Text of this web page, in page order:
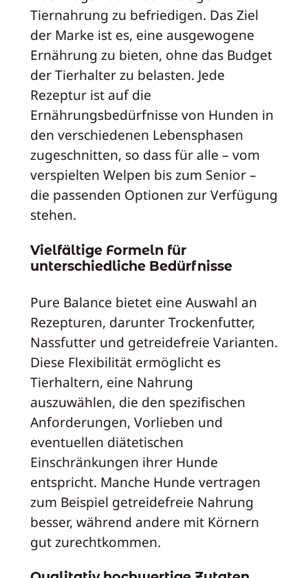
Tiernahrung zu befriedigen. Das Ziel
der Marke ist es, eine ausgewogene
Ernährung zu bieten, ohne das Budget
der Tierhalter zu belasten. Jede
Rezeptur ist auf die
Ernährungsbedürfnisse von Hunden in
den verschiedenen Lebensphasen
zugeschnitten, so dass für alle – vom
verspielten Welpen bis zum Senior –
die passenden Optionen zur Verfügung
stehen.
Vielfältige Formeln für
unterschiedliche Bedürfnisse
Pure Balance bietet eine Auswahl an
Rezepturen, darunter Trockenfutter,
Nassfutter und getreidefreie Varianten.
Diese Flexibilität ermöglicht es
Tierhaltern, eine Nahrung
auszuwählen, die den spezifischen
Anforderungen, Vorlieben und
eventuellen diätetischen
Einschränkungen ihrer Hunde
entspricht. Manche Hunde vertragen
zum Beispiel getreidefreie Nahrung
besser, während andere mit Körnern
gut zurechtkommen.